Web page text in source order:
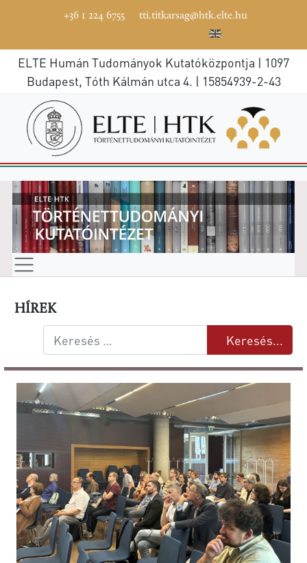
+36 1 224 6755 tti.titkarsag@htk.elte.hu
ELTE Humán Tudományok Kutatóközpontja | 1097
Budapest, Tóth Kálmán utca 4. | 15854939-2-43
HÍREK
Keresés... Keresés...